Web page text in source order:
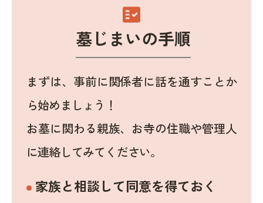
fact_check
墓じまいの手順
まずは、事前に関係者に話を通すことか
ら始めましょう！
お墓に関わる親族、お寺の住職や管理人
に連絡してみてください。
家族と相談して同意を得ておく